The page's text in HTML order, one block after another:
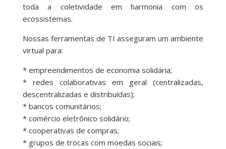
toda a coletividade em harmonia com os
ecossistemas.
Nossas ferramentas de TI asseguram um ambiente
virtual para:
* empreendimentos de economia solidária;
* redes colaborativas em geral (centralizadas,
descentralizadas e distribuídas);
* bancos comunitários;
* comércio eletrônico solidário;
* cooperativas de compras;
* grupos de trocas com moedas sociais;